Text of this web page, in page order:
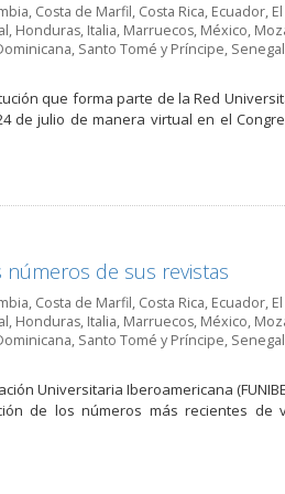
, Costa de Marfil, Costa Rica, Ecuador,
, Honduras, Italia, Marruecos, México,
, Santo Tomé y Príncipe, Senegal
que forma parte de la Red
de julio de manera virtual en el
números de sus revistas
, Costa de Marfil, Costa Rica, Ecuador,
, Honduras, Italia, Marruecos, México,
, Santo Tomé y Príncipe, Senegal
Universitaria Iberoamericana
de los números más recientes de